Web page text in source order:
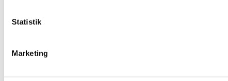
Statistik
Marketing